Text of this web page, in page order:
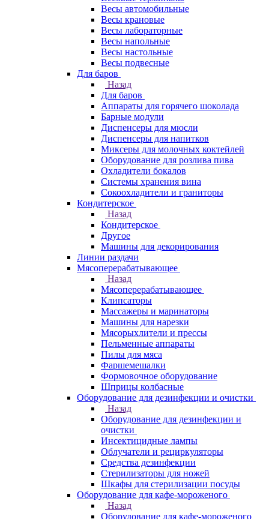
Весы автомобильные
Весы крановые
Весы лабораторные
Весы напольные
Весы настольные
Весы подвесные
Для баров
Назад
Для баров
Аппараты для горячего шоколада
Барные модули
Диспенсеры для мюсли
Диспенсеры для напитков
Миксеры для молочных коктейлей
Оборудование для розлива пива
Охладители бокалов
Системы хранения вина
Сокоохладители и граниторы
Кондитерское
Назад
Кондитерское
Другое
Машины для декорирования
Линии раздачи
Мясоперерабатывающее
Назад
Мясоперерабатывающее
Клипсаторы
Массажеры и маринаторы
Машины для нарезки
Мясорыхлители и прессы
Пельменные аппараты
Пилы для мяса
Фаршемешалки
Формовочное оборудование
Шприцы колбасные
Оборудование для дезинфекции и очистки
Назад
Оборудование для дезинфекции и
очистки
Инсектицидные лампы
Облучатели и рециркуляторы
Средства дезинфекции
Стерилизаторы для ножей
Шкафы для стерилизации посуды
Оборудование для кафе-мороженого
Назад
Оборудование для кафе-мороженого